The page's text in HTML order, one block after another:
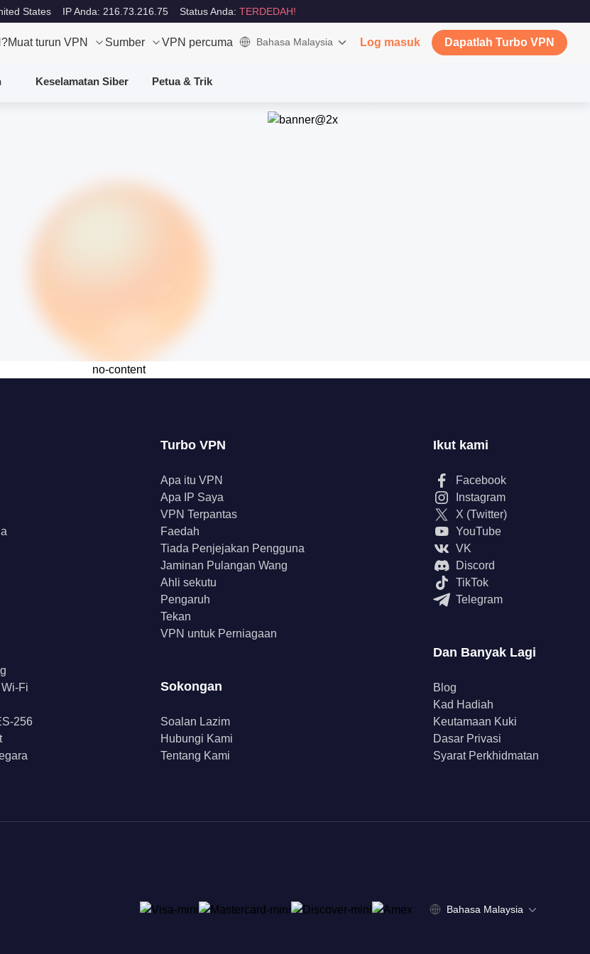
States IP Anda: 216.73.216.75 Status Anda: TERDEDAH!
Muat turun VPN Sumber VPN percuma Bahasa Malaysia Log masuk Dapatlah Turbo VPN
Keselamatan Siber Petua & Trik
Fi
256
Turbo VPN
Apa itu VPN
Apa IP Saya
VPN Terpantas
Faedah
Tiada Penjejakan Pengguna
Jaminan Pulangan Wang
Ahli sekutu
Pengaruh
Tekan
VPN untuk Perniagaan
Sokongan
Soalan Lazim
Hubungi Kami
Tentang Kami
Ikut kami
Facebook
Instagram
X (Twitter)
YouTube
VK
Discord
TikTok
Telegram
Dan Banyak Lagi
Blog
Kad Hadiah
Keutamaan Kuki
Dasar Privasi
Syarat Perkhidmatan
Bahasa Malaysia